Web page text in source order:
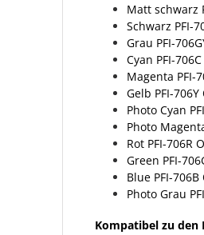
Matt schwarz
Schwarz PFI-
Grau PFI-
Cyan PFI-706C
Magenta PFI-
Gelb PFI-706Y
Photo Cyan
Photo
Rot PFI-706R
Green PFI-
Blue PFI-706B
Photo Grau
Kompatibel zu den